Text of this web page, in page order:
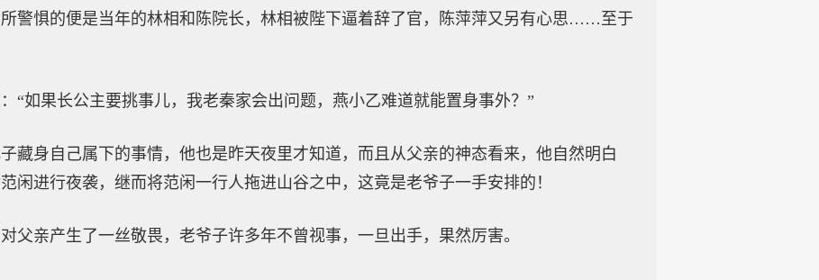
警惧的便是当年的林相和陈院长，林相被陛下逼着辞了官，陈萍萍又另有心思……至于
“如果长公主要挑事儿，我老秦家会出问题，燕小乙难道就能置身事外？”
藏身自己属下的事情，他也是昨天夜里才知道，而且从父亲的神态看来，他自然明白
闲进行夜袭，继而将范闲一行人拖进山谷之中，这竟是老爷子一手安排的！
父亲产生了一丝敬畏，老爷子许多年不曾视事，一旦出手，果然厉害。